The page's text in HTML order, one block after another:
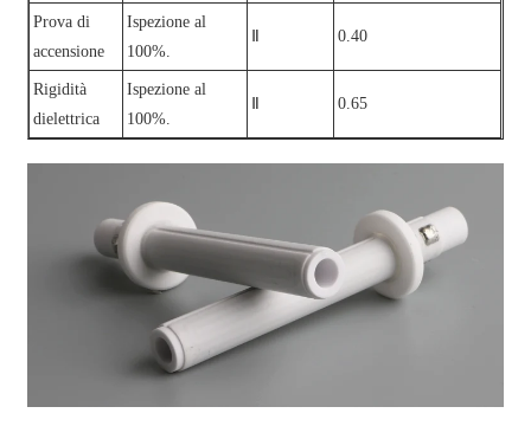
Prova di
accensione
Ispezione al
100%.
0.40
Rigidità
dielettrica
Ispezione al
100%.
0.65